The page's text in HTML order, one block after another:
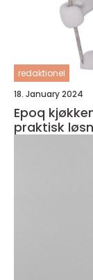
redaktionel
18. January 2024
Epoq
praktisk